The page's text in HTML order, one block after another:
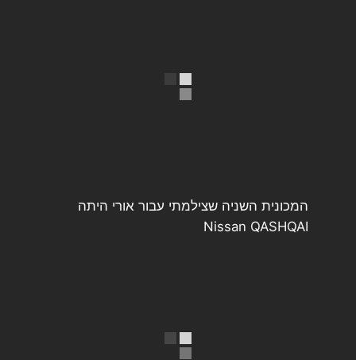
המכונית השניה שצילמתי עבור אורי היתה
Nissan QASHQAI